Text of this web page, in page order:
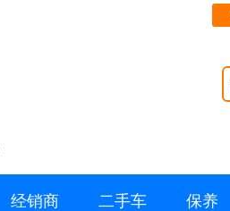
经销商 二手车 保养